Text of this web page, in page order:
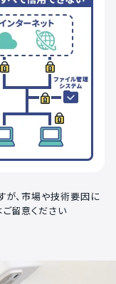
が、市場や技術要因に
留意ください